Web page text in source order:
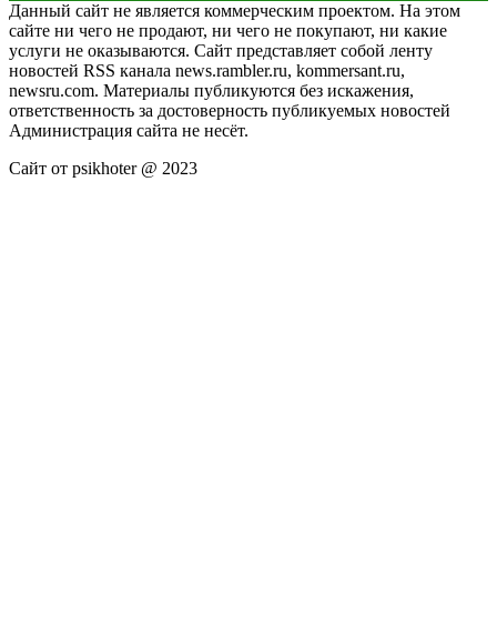
Данный сайт не является коммерческим проектом. На этом
сайте ни чего не продают, ни чего не покупают, ни какие
услуги не оказываются. Сайт представляет собой ленту
новостей RSS канала news.rambler.ru, kommersant.ru,
newsru.com. Материалы публикуются без искажения,
ответственность за достоверность публикуемых новостей
Администрация сайта не несёт.
Сайт от psikhoter @ 2023